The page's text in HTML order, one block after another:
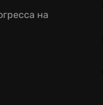
на